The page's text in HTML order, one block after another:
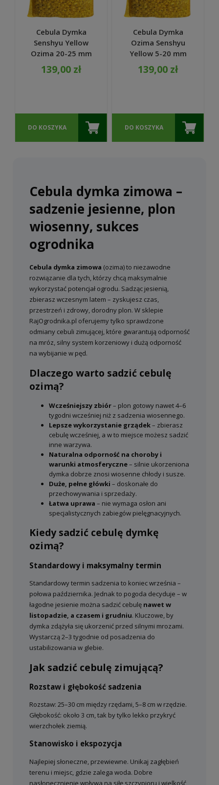
Cebula Dymka
Senshyu Yellow
Ozima 20-25 mm
zimowa 10kg
139,00 zł
DO KOSZYKA
Cebula Dymka
Ozima Senshyu
Yellow 5-20 mm
zimowa 10kg
139,00 zł
DO KOSZYKA
Cebula dymka zimowa –
sadzenie jesienne, plon
wiosenny, sukces
ogrodnika
Cebula dymka zimowa (ozima) to niezawodne
rozwiązanie dla tych, którzy chcą maksymalnie
wykorzystać potencjał ogrodu. Sadząc jesienią,
zbierasz wczesnym latem – zyskujesz czas,
przestrzeń i zdrowy, dorodny plon. W sklepie
RajOgrodnika.pl oferujemy tylko sprawdzone
odmiany cebuli zimującej, które gwarantują odporność
na mróz, silny system korzeniowy i dużą odporność
na wybijanie w pęd.
Dlaczego warto sadzić cebulę
ozimą?
Wcześniejszy zbiór– plon gotowy nawet 4–6
tygodni wcześniej niż z sadzenia wiosennego.
Lepsze wykorzystanie grządek– zbierasz
cebulę wcześniej, a w to miejsce możesz sadzić
inne warzywa.
Naturalna odporność na choroby i
warunki atmosferyczne– silnie ukorzeniona
dymka dobrze znosi wiosenne chłody i susze.
Duże, pełne główki – doskonałe do
przechowywania i sprzedaży.
Łatwa uprawa – nie wymaga osłon ani
specjalistycznych zabiegów pielęgnacyjnych.
Kiedy sadzić cebulę dymkę
ozimą?
Standardowy i maksymalny termin
Standardowy termin sadzenia to koniec września –
połowa października. Jednak to pogoda decyduje – w
łagodne jesienie można sadzić cebulę nawet w
listopadzie, a czasem i grudniu. Kluczowe, by
dymka zdążyła się ukorzenić przed silnymi mrozami.
Wystarczą 2–3 tygodnie od posadzenia do
ustabilizowania w glebie.
Jak sadzić cebulę zimującą?
Rozstaw i głębokość sadzenia
Rozstaw: 25–30 cm między rzędami, 5–8 cm w rzędzie.
Głębokość: około 3 cm, tak by tylko lekko przykryć
wierzchołek ziemią.
Stanowisko i ekspozycja
Najlepiej słoneczne, przewiewne. Unikaj zagłębień
terenu i miejsc, gdzie zalega woda. Dobre
nasłonecznienie wpływa na siłę szczypioru i wielkość